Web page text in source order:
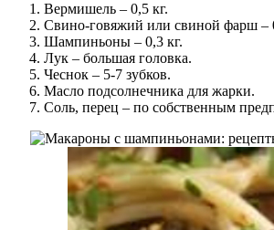
Вермишель – 0,5 кг.
Свино-говяжий или свиной фарш –
Шампиньоны – 0,3 кг.
Лук – большая головка.
Чеснок – 5-7 зубков.
Масло подсолнечника для жарки.
Соль, перец – по собственным